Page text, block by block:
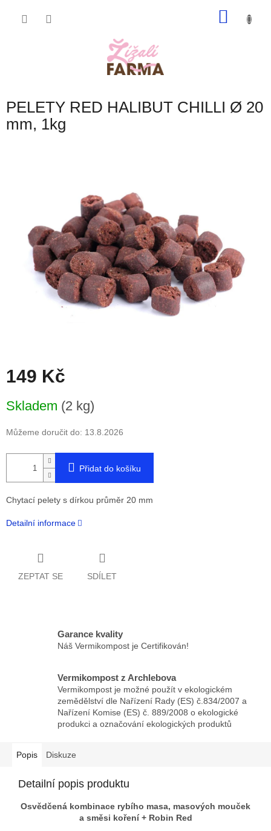
PELETY RED HALIBUT CHILLI Ø 20
mm, 1kg
149 Kč
cena:
Skladem (2 kg)
Můžeme doručit do: 13.8.2026
Přidat do košíku
Chytací pelety s dírkou průměr 20 mm
Detailní informace
ZEPTAT SE SDÍLET
Garance kvality
Náš Vermikompost je Certifikován!
Vermikompost z Archlebova
Vermikompost je možné použít v ekologickém
zemědělství dle Nařízení Rady (ES) č.834/2007 a
Nařízení Komise (ES) č. 889/2008 o ekologické
produkci a označování ekologických produktů
Popis Diskuze
Detailní popis produktu
Osvědčená kombinace rybího masa, masových mouček
a směsi koření + Robin Red